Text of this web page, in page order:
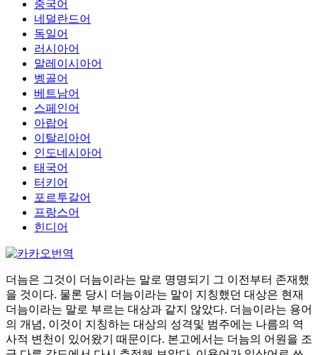
중국어
네덜란드어
독일어
러시아어
말레이시아어
벵골어
베트남어
스페인어
아랍어
이탈리아어
인도네시아어
태국어
터키어
포르투갈어
프랑스어
힌디어
더늠은 그것이 더늠이라는 말로 명명되기 그 이전부터 존재했
을 것이다. 물론 당시 더늠이라는 말이 지칭했던 대상은 현재
더늠이라는 말로 부르는 대상과 같지 않았다. 더늠이라는 용어
의 개념, 이것이 지칭하는 대상의 성격및 범주에는 나름의 역
사적 변천이 있어왔기 때문이다. 본고에서는 더늠의 어원을 조